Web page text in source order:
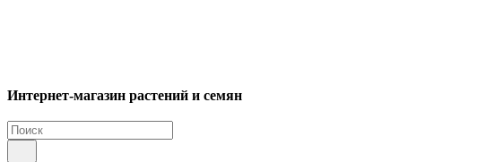
Интернет-магазин растений и семян